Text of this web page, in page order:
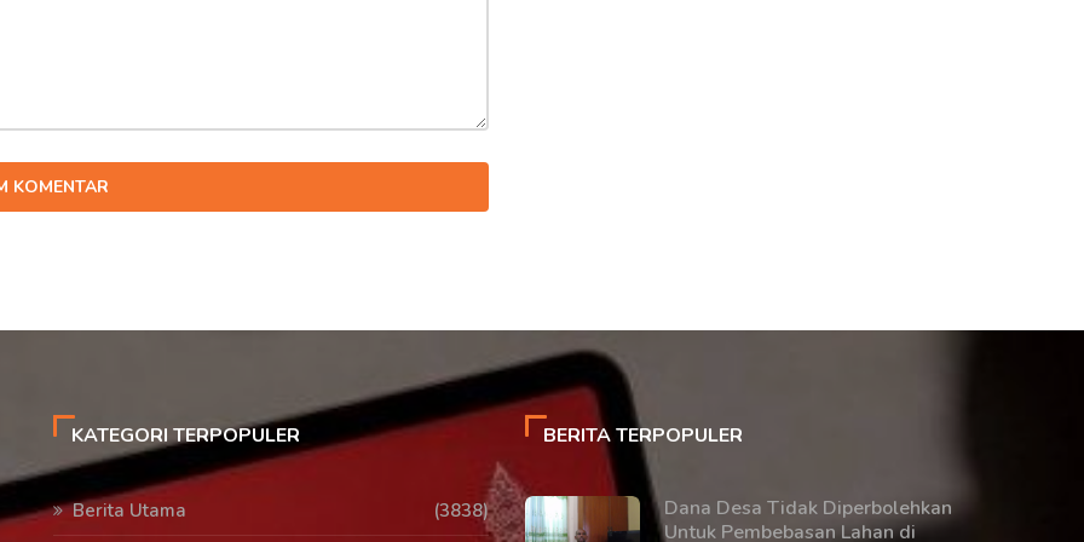
KOMENTAR
KATEGORI TERPOPULER
Berita Utama (3838)
BERITA TERPOPULER
Dana Desa Tidak Diperbolehkan
Untuk Pembebasan Lahan di